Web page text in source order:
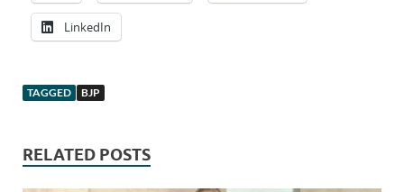
LinkedIn
TAGGED BJP
RELATED POSTS